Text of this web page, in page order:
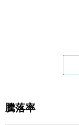
騰落率